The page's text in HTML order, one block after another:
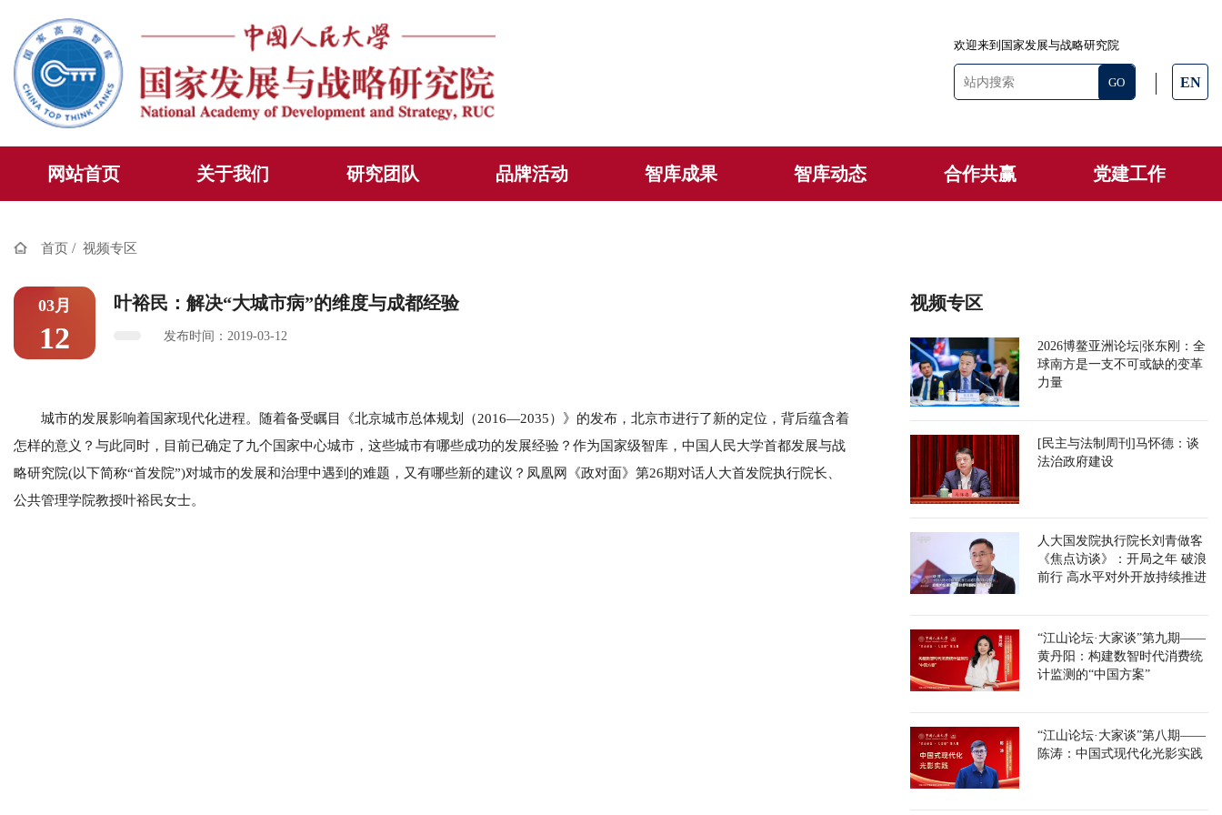
欢迎来到国家发展与战略研究院
EN
网站首页 关于我们 研究团队 品牌活动 智库成果 智库动态 合作共赢 党建工作
首页 / 视频专区
03月
12
叶裕民：解决“大城市病”的维度与成都经验
发布时间：2019-03-12
城市的发展影响着国家现代化进程。随着备受瞩目《北京城市总体规划（2016—2035）》的发布，北京市进行了新的定位，背后蕴含着
怎样的意义？与此同时，目前已确定了九个国家中心城市，这些城市有哪些成功的发展经验？作为国家级智库，中国人民大学首都发展与战
略研究院(以下简称“首发院”)对城市的发展和治理中遇到的难题，又有哪些新的建议？凤凰网《政对面》第26期对话人大首发院执行院长、
公共管理学院教授叶裕民女士。
视频专区
2026博鳌亚洲论坛|张东刚：全
球南方是一支不可或缺的变革
力量
[民主与法制周刊]马怀德：谈
法治政府建设
人大国发院执行院长刘青做客
《焦点访谈》：开局之年 破浪
前行 高水平对外开放持续推进
“江山论坛·大家谈”第九期——
黄丹阳：构建数智时代消费统
计监测的“中国方案”
“江山论坛·大家谈”第八期——
陈涛：中国式现代化光影实践